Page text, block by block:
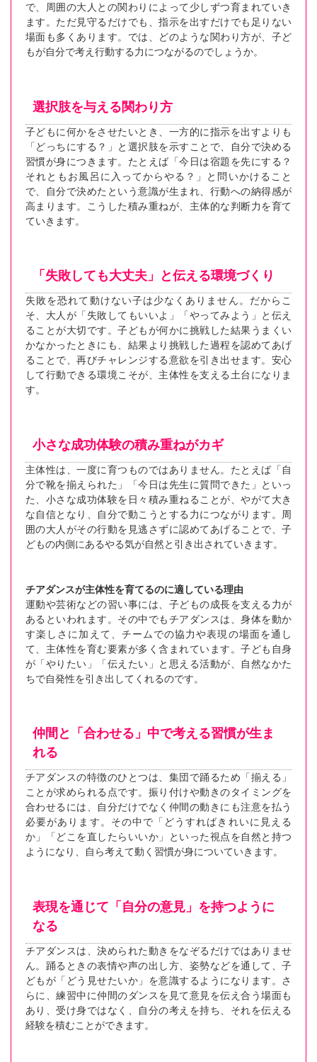
で、周囲の大人との関わりによって少しずつ育まれていき
ます。ただ見守るだけでも、指示を出すだけでも足りない
場面も多くあります。では、どのような関わり方が、子ど
もが自分で考え行動する力につながるのでしょうか。
選択肢を与える関わり方
子どもに何かをさせたいとき、一方的に指示を出すよりも
「どっちにする？」と選択肢を示すことで、自分で決める
習慣が身につきます。たとえば「今日は宿題を先にする？
それともお風呂に入ってからやる？」と問いかけること
で、自分で決めたという意識が生まれ、行動への納得感が
高まります。こうした積み重ねが、主体的な判断力を育て
ていきます。
「失敗しても大丈夫」と伝える環境づくり
失敗を恐れて動けない子は少なくありません。だからこ
そ、大人が「失敗してもいいよ」「やってみよう」と伝え
ることが大切です。子どもが何かに挑戦した結果うまくい
かなかったときにも、結果より挑戦した過程を認めてあげ
ることで、再びチャレンジする意欲を引き出せます。安心
して行動できる環境こそが、主体性を支える土台になりま
す。
小さな成功体験の積み重ねがカギ
主体性は、一度に育つものではありません。たとえば「自
分で靴を揃えられた」「今日は先生に質問できた」といっ
た、小さな成功体験を日々積み重ねることが、やがて大き
な自信となり、自分で動こうとする力につながります。周
囲の大人がその行動を見逃さずに認めてあげることで、子
どもの内側にあるやる気が自然と引き出されていきます。
チアダンスが主体性を育てるのに適している理由
運動や芸術などの習い事には、子どもの成長を支える力が
あるといわれます。その中でもチアダンスは、身体を動か
す楽しさに加えて、チームでの協力や表現の場面を通し
て、主体性を育む要素が多く含まれています。子ども自身
が「やりたい」「伝えたい」と思える活動が、自然なかた
ちで自発性を引き出してくれるのです。
仲間と「合わせる」中で考える習慣が生ま
れる
チアダンスの特徴のひとつは、集団で踊るため「揃える」
ことが求められる点です。振り付けや動きのタイミングを
合わせるには、自分だけでなく仲間の動きにも注意を払う
必要があります。その中で「どうすればきれいに見える
か」「どこを直したらいいか」といった視点を自然と持つ
ようになり、自ら考えて動く習慣が身についていきます。
表現を通じて「自分の意見」を持つように
なる
チアダンスは、決められた動きをなぞるだけではありませ
ん。踊るときの表情や声の出し方、姿勢などを通して、子
どもが「どう見せたいか」を意識するようになります。さ
らに、練習中に仲間のダンスを見て意見を伝え合う場面も
あり、受け身ではなく、自分の考えを持ち、それを伝える
経験を積むことができます。